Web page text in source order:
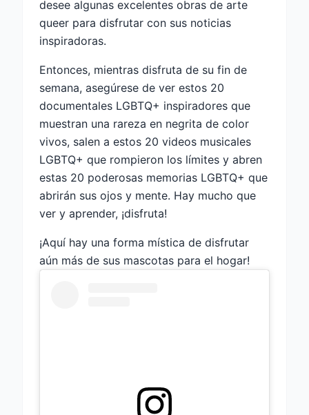
desee algunas excelentes obras de arte
queer para disfrutar con sus noticias
inspiradoras.
Entonces, mientras disfruta de su fin de
semana, asegúrese de ver estos 20
documentales LGBTQ+ inspiradores que
muestran una rareza en negrita de color
vivos, salen a estos 20 videos musicales
LGBTQ+ que rompieron los límites y abren
estas 20 poderosas memorias LGBTQ+ que
abrirán sus ojos y mente. Hay mucho que
ver y aprender, ¡disfruta!
¡Aquí hay una forma mística de disfrutar
aún más de sus mascotas para el hogar!